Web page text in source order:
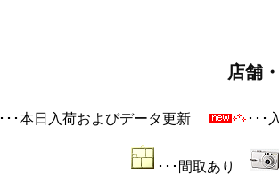
店舗
･･･本日入荷およびデータ更新 ･･･
･･･間取あり